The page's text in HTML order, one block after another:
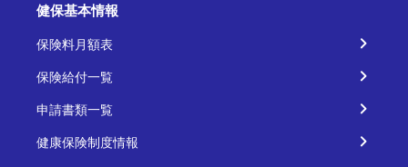
健保基本情報
保険料月額表
保険給付一覧
申請書類一覧
健康保険制度情報